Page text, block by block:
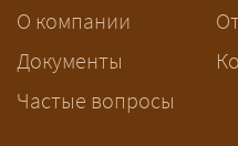
За сколько
перевозку
— Заранее:
О компании
Документы
Частые вопросы